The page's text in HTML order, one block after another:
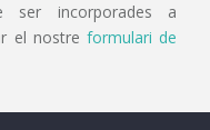
ser incorporades a
el nostre formulari de